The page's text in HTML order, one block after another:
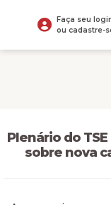
Faça seu
ou cadastre-
Plenário do
sobre nova